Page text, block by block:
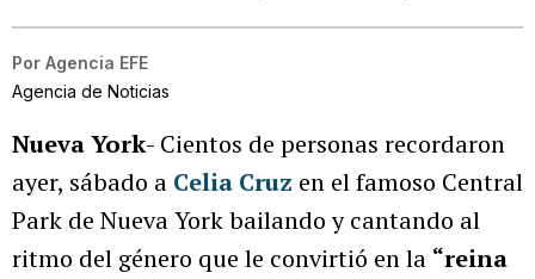
Por Agencia EFE
Agencia de Noticias
Nueva York- Cientos de personas recordaron
ayer, sábado a Celia Cruz en el famoso Central
Park de Nueva York bailando y cantando al
ritmo del género que le convirtió en la “reina